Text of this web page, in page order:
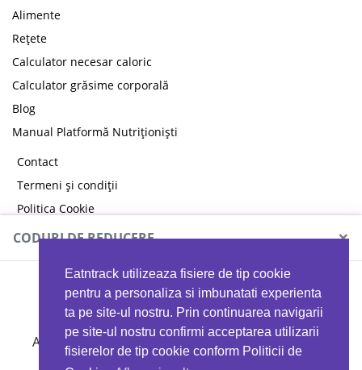
Eatntrack utilizeaza fisiere de tip cookie
pentru a personaliza si imbunatati experienta
ta pe site-ul nostru. Prin continuarea navigarii
pe site-ul nostru confirmi acceptarea utilizarii
fisierelor de tip cookie conform Politicii de
Alimente
Rețete
Calculator necesar caloric
Calculator grăsime corporală
Blog
Manual Platformă Nutriționiști
Contact
Termeni și condiții
Politica Cookie
Politica de confidențialitate
CODURI DE REDUCERE ×
MYPROTEIN
Ai 40%reducere la orice comandă folosind codul
EATTRACK